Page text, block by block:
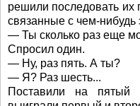
решили последовать их
связанные с чем-нибудь
— Ты сколько раз еще
Спросил один.
— Ну, раз пять. А ты?
— Я? Раз шесть...
Поставили на